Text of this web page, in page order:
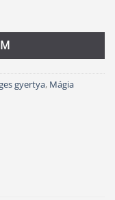
gyertya, Mágia